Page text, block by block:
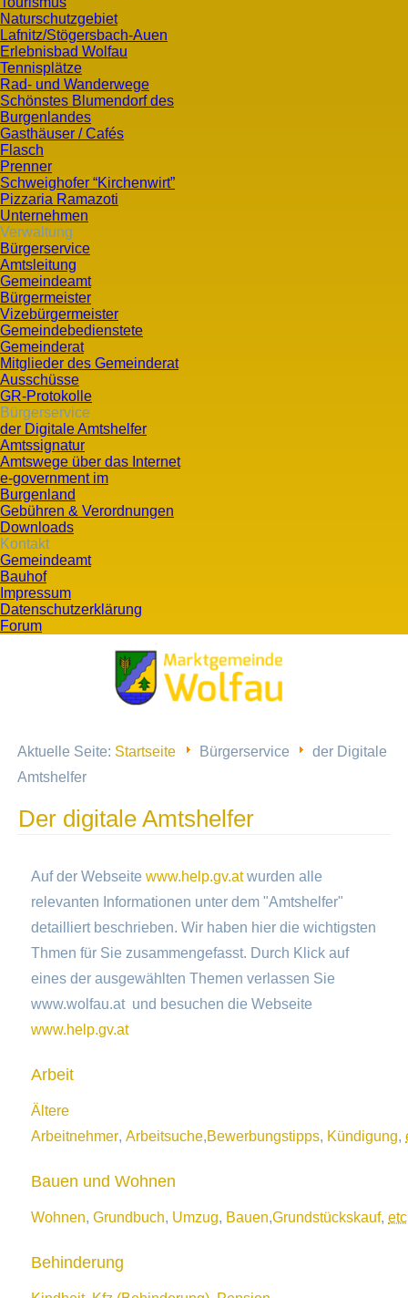
Naturschutzgebiet
Lafnitz/Stögersbach-Auen
Erlebnisbad Wolfau
Tennisplätze
Rad- und Wanderwege
Schönstes Blumendorf des
Burgenlandes
Gasthäuser / Cafés
Flasch
Prenner
Schweighofer “Kirchenwirt”
Pizzaria Ramazoti
Unternehmen
Verwaltung
Bürgerservice
Amtsleitung
Gemeindeamt
Bürgermeister
Vizebürgermeister
Gemeindebedienstete
Gemeinderat
Mitglieder des Gemeinderat
Ausschüsse
GR-Protokolle
Bürgerservice
der Digitale Amtshelfer
Amtssignatur
Amtswege über das Internet
e-government im
Burgenland
Gebühren & Verordnungen
Downloads
Kontakt
Gemeindeamt
Bauhof
Impressum
Datenschutzerklärung
Forum
Aktuelle Seite: Startseite Bürgerservice
der Digitale
Amtshelfer
Der digitale Amtshelfer
Auf der Webseitewww.help.gv.atwurden alle
relevanten Informationen unter dem "Amtshelfer"
detailliert beschrieben. Wir haben hier die wichtigsten
Thmen für Sie zusammengefasst. Durch Klick auf
eines der ausgewählten Themen verlassen Sie
www.wolfau.at und besuchen die Webseite
www.help.gv.at
Arbeit
Ältere
Arbeitnehmer,Arbeitsuche,Bewerbungstipps, Kündigung,
Bauen und Wohnen
Wohnen,Grundbuch, Umzug, Bauen,Grundstückskauf,etc
Behinderung